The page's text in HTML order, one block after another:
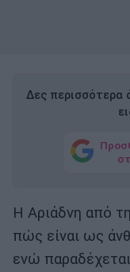
Δες περισσότερα
Η Αριάδνη από τη
πώς είναι ως
ενώ